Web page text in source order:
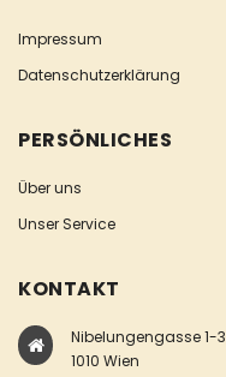
Impressum
Datenschutzerklärung
PERSÖNLICHES
Über uns
Unser Service
KONTAKT
Nibelungengasse 1-3
1010 Wien